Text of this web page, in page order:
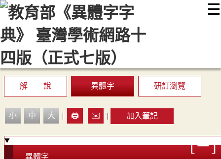
☰
::: 最新消息 常見問題 編輯說明
顯示模式
網站導覽
解 說 異體字 研訂瀏覽
小 中 大 | 🖨️ ✉️ | 加入筆記
異體字